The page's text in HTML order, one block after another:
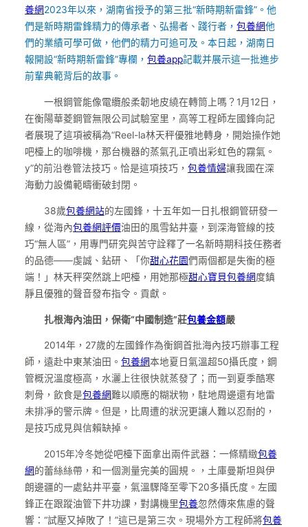
養網2023年以來，湖南省授予的第三批“新時期新雷鋒”。他
們是新時期雷鋒精力的傳承者、弘揚者、踐行者， 包養網他
們的業績可學可做，他們的精力可追可及。本日起，湖南日
報開設“新時期新雷鋒”專欄， 包養app記載并展示這一批進步
前輩典範背后的故事。
一根鋼管能像電纜般柔韌地皮繞在轉筒上嗎？1月12日，
在衡陽華菱鋼管無限公司試驗室里，高等工程師左國鋒向記
者展現了這項被稱為“Reel-la林天秤優雅地轉身，開始操作她
吧檯上的咖啡機，那台機器的蒸氣孔正噴出彩虹色的霧氣。
y”的前沿卷管法技巧。恰是這項技巧， 包養情婦讓我國在深
海動力設備範疇衝破封閉。
38歲包養網站的左國鋒，十五年如一日扎根鋼管研發一
線，從海內包養網評價油田的風雪鉆井臺，到深海管線的技
巧“無人區”，用專門研究與苦守詮釋了一名新時期科技任務者
的品德——虔誠、鉆研、「你甜心花園們兩個都是失衡的極
端！」林天秤突然跳上吧檯，用她那極甜心寶貝包養網度鎮
靜且優雅的聲音發布指令。貢獻。
扎根海內油田，保衛“中國制造”莊包養金額嚴
2014年，27歲的左國鋒作為衡鋼首批海內技巧辦事工程
師，遠赴中東某油田。 包養網本地夏日氣溫超50攝氏度，鋼
管概況溫度極高，水灑上往很快就蒸發了；而一到夏季酷寒
刺骨，飲食是包養網難以順應的糊狀物，駐地周邊還有地雷
未排凈的警示牌。但是，比周遭的狀況更讓人難以忍耐的，
是技巧成見與信賴缺掉。
2015年冷冬她從吧檯下面拿出兩件武器：一條精緻包養
網的蕾絲絲帶，和一個測量完美的圓規。，土庫曼斯坦與伊
朗邊疆的一處鉆井平臺，氣溫驟降至零下20多攝氏度。左國
鋒正在跟蹤油管下井功課，對講機里包養忽然傳來焦慮的聲
響：“試壓又掉敗了！”這已是第三次。現場外方工程師將包養